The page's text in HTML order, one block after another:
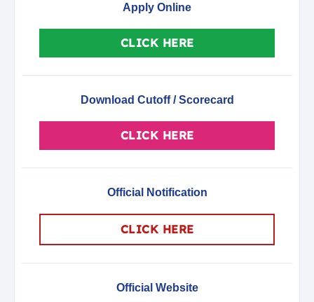
Apply Online
CLICK HERE
Download Cutoff / Scorecard
CLICK HERE
Official Notification
CLICK HERE
Official Website